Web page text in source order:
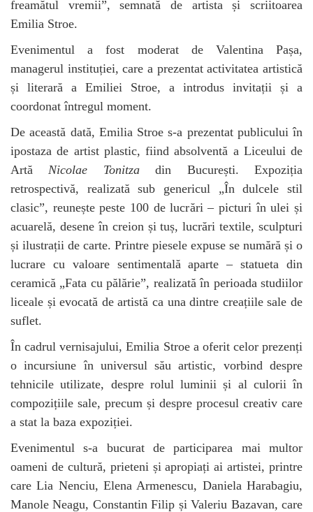
freamătul vremii”, semnată de artista și scriitoarea
Emilia Stroe.
Evenimentul a fost moderat de Valentina Pașa,
managerul instituției, care a prezentat activitatea artistică
și literară a Emiliei Stroe, a introdus invitații și a
coordonat întregul moment.
De această dată, Emilia Stroe s-a prezentat publicului în
ipostaza de artist plastic, fiind absolventă a Liceului de
ArtăNicolae Tonitzadin București. Expoziția
retrospectivă, realizată sub genericul „În dulcele stil
clasic”, reunește peste 100 de lucrări – picturi în ulei și
acuarelă, desene în creion și tuș, lucrări textile, sculpturi
și ilustrații de carte. Printre piesele expuse se numără și o
lucrare cu valoare sentimentală aparte – statueta din
ceramică „Fata cu pălărie”, realizată în perioada studiilor
liceale și evocată de artistă ca una dintre creațiile sale de
suflet.
În cadrul vernisajului, Emilia Stroe a oferit celor prezenți
o incursiune în universul său artistic, vorbind despre
tehnicile utilizate, despre rolul luminii și al culorii în
compozițiile sale, precum și despre procesul creativ care
a stat la baza expoziției.
Evenimentul s-a bucurat de participarea mai multor
oameni de cultură, prieteni și apropiați ai artistei, printre
care Lia Nenciu, Elena Armenescu, Daniela Harabagiu,
Manole Neagu, Constantin Filip și Valeriu Bazavan, care